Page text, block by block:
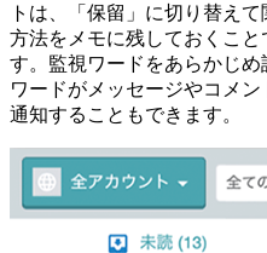
トは、「保留」に切り替え
方法をメモに残しておくこ
す。監視ワードをあらかじ
ワードがメッセージやコメ
通知することもできます。